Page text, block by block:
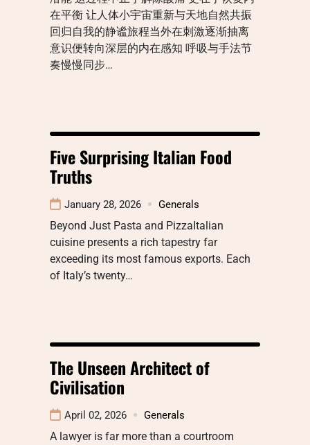
在平衡 让人体小宇宙重新与天地自然共振
回归自我的静谧旅程当外在刺激逐渐抽离
意识便转向深层的内在感知 呼吸与手法节
奏慢慢同步…
Five Surprising Italian Food
Truths
January 28, 2026 Generals
Beyond Just Pasta and PizzaItalian
cuisine presents a rich tapestry far
exceeding its most famous exports. Each
of Italy’s twenty…
The Unseen Architect of
Civilisation
April 02, 2026 Generals
A lawyer is far more than a courtroom